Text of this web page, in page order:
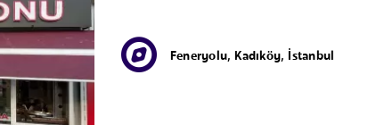
Feneryolu, Kadıköy, İstanbul